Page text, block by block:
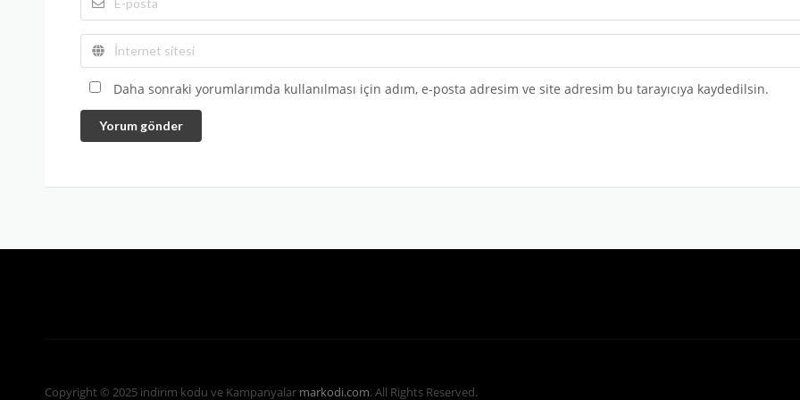
Daha sonraki yorumlarımda kullanılması için adım, e-posta adresim ve site adresim bu tarayıcıya kaydedilsin.
Yorum gönder
Copyright © 2025 indirim kodu ve Kampanyalar markodi.com. All Rights Reserved.